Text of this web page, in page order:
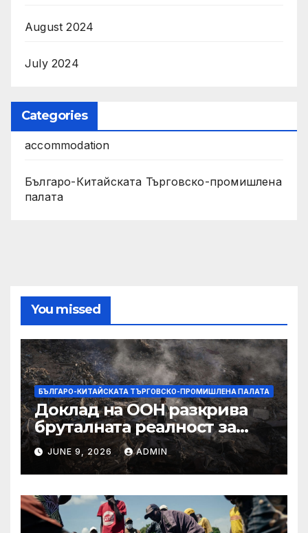
August 2024
July 2024
Categories
accommodation
Българо-Китайската Търговско-промишлена
палата
You missed
БЪЛГАРО-КИТАЙСКАТА ТЪРГОВСКО-ПРОМИШЛЕНА ПАЛАТА
Доклад на ООН разкрива
бруталната реалност за
палестинците в Газа,
Западния бряг
JUNE 9, 2026 ADMIN